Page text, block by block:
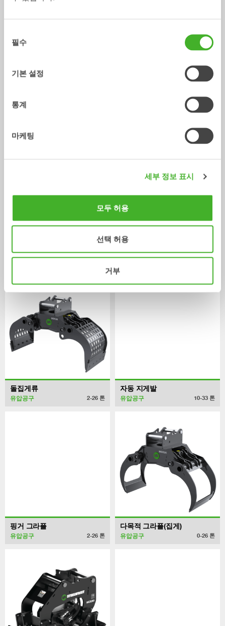
필수
기본 설정
통계
마케팅
세부 정보 표시
모두 허용
선택 허용
거부
용접식 어댑터 S
어댑터 5-33톤 어댑터 5-70톤
유압공구/ HITACHI ZX210-6
돌집게류
유압공구 2-26 톤
자동 지게발
유압공구 10-33 톤
핑거 그라플
유압공구 2-26 톤
다목적 그라플(집게)
유압공구 0-26 톤